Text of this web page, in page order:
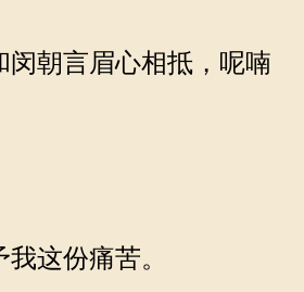
朝言眉心相抵，呢喃
这份痛苦。